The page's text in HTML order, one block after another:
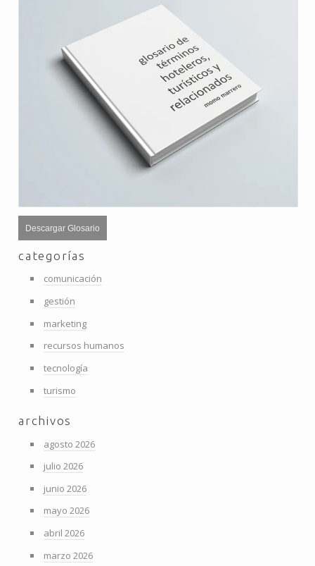
Descargar Glosario
categorías
comunicación
gestión
marketing
recursos humanos
tecnología
turismo
archivos
agosto 2026
julio 2026
junio 2026
mayo 2026
abril 2026
marzo 2026